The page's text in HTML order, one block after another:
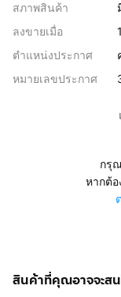
สภาพสินค้า
ลงขายเมื่อ
ตำแหน่งประกาศ
หมายเลขประกาศ
กรุ
หากต้อ
สินค้าที่คุณอาจจะสน